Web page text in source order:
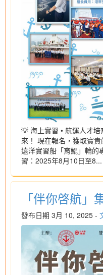
💡 海上實習 • 航運人才
來！ 現在報名，獲取寶
遠洋實習船「育鯤」輪的
習：2025年8月10日至8...
「伴你啓航」
發布日期 3月 10, 2025 -